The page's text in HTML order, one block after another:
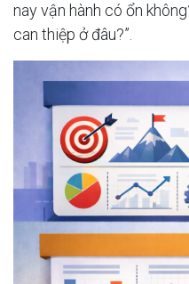
nay vận hành có ổn
can thiệp ở đâu?”.